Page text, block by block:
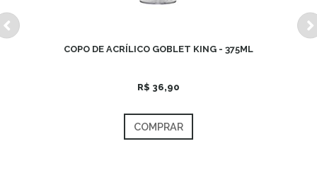
COPO DE ACRÍLICO GOBLET KING - 375ML
R$ 36,90
COMPRAR